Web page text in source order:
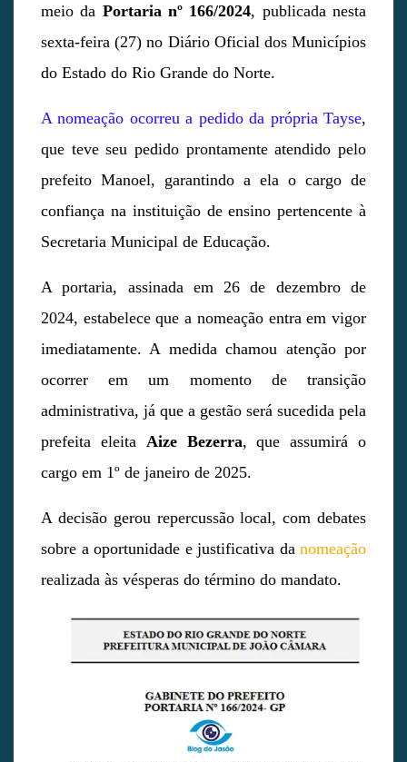
meio da Portaria nº 166/2024, publicada nesta
sexta-feira (27) no Diário Oficial dos Municípios
do Estado do Rio Grande do Norte.
A nomeação ocorreu a pedido da própria Tayse,
que teve seu pedido prontamente atendido pelo
prefeito Manoel, garantindo a ela o cargo de
confiança na instituição de ensino pertencente à
Secretaria Municipal de Educação.
A portaria, assinada em 26 de dezembro de
2024, estabelece que a nomeação entra em vigor
imediatamente. A medida chamou atenção por
ocorrer em um momento de transição
administrativa, já que a gestão será sucedida pela
prefeita eleita Aize Bezerra, que assumirá o
cargo em 1º de janeiro de 2025.
A decisão gerou repercussão local, com debates
sobre a oportunidade e justificativa da nomeação
realizada às vésperas do término do mandato.